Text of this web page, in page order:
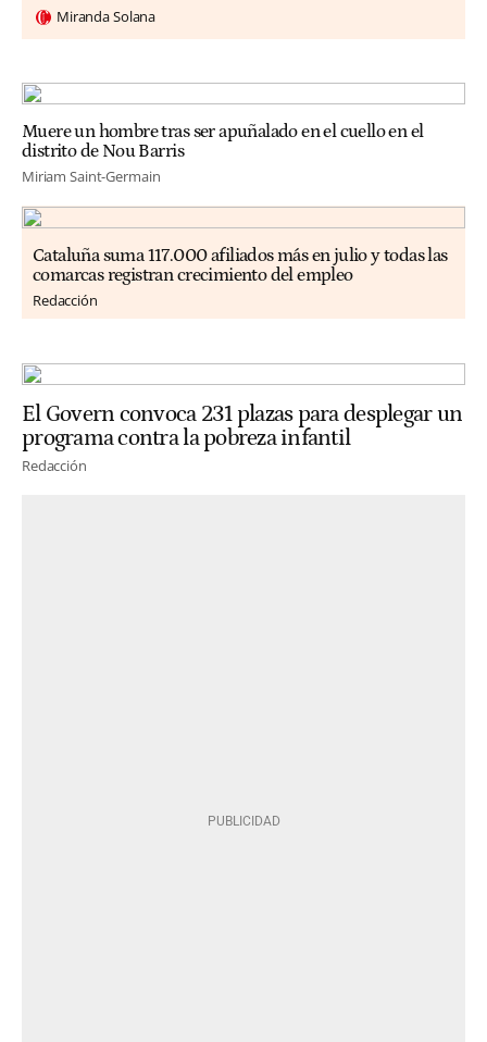
Miranda Solana
Muere un hombre tras ser apuñalado en el cuello en el
distrito de Nou Barris
Miriam Saint-Germain
Cataluña suma 117.000 afiliados más en julio y todas las
comarcas registran crecimiento del empleo
Redacción
El Govern convoca 231 plazas para desplegar un
programa contra la pobreza infantil
Redacción